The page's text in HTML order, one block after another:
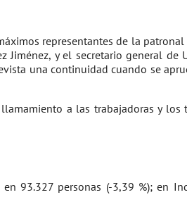
representantes de la
y el secretario general de
una continuidad cuando se
a las trabajadoras y los
93.327 personas (-3,39 %); en